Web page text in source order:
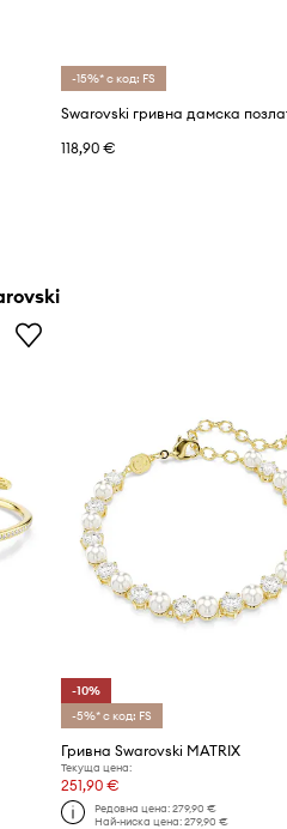
-15%* с код: FS
118,90 €
-10%
-5%* с код: FS
Гривна Swarovski MATRIX
Текуща цена:
251,90 €
Редовна цена: 279,90 €
Най-ниска цена: 279,90 €